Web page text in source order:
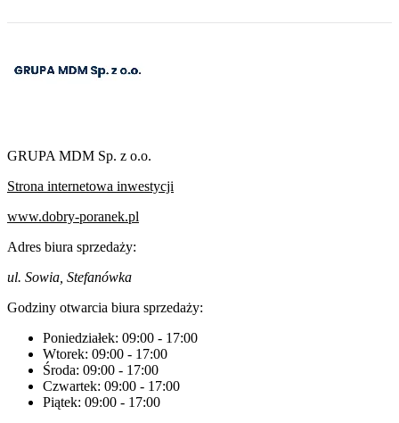
GRUPA MDM Sp. z o.o.
Strona internetowa inwestycji
www.dobry-poranek.pl
Adres biura sprzedaży:
ul. Sowia, Stefanówka
Godziny otwarcia biura sprzedaży:
Poniedziałek: 09:00 - 17:00
Wtorek: 09:00 - 17:00
Środa: 09:00 - 17:00
Czwartek: 09:00 - 17:00
Piątek: 09:00 - 17:00